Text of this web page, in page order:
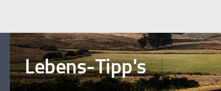
Inhalt
springen
Lebens-Tipp's